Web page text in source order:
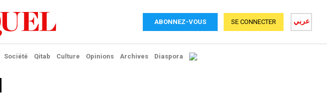
ABONNEZ-VOUS عربي SE CONNECTER
Société Qitab Culture Opinions Archives Diaspora